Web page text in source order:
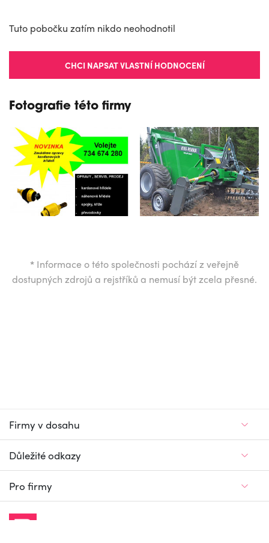
Tuto pobočku zatím nikdo neohodnotil
CHCI NAPSAT VLASTNÍ HODNOCENÍ
Fotografie této firmy
* Informace o této společnosti pochází z veřejně
dostupných zdrojů a rejstříků a nemusí být zcela přesné.
Firmy v dosahu
Důležité odkazy
Pro firmy